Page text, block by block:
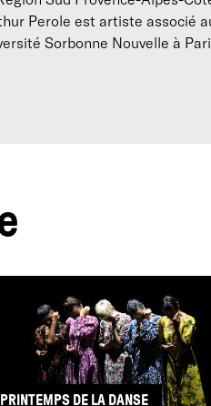
Biographie
Arthur Perole
implantée à
Parallèlement à
Wajdi Mouawad
avec Pascal
Arthur Perole
principe du vivre
Perole est artiste associé
Sorbonne Nouvelle à
PRINTEMPS DE LA DANSE